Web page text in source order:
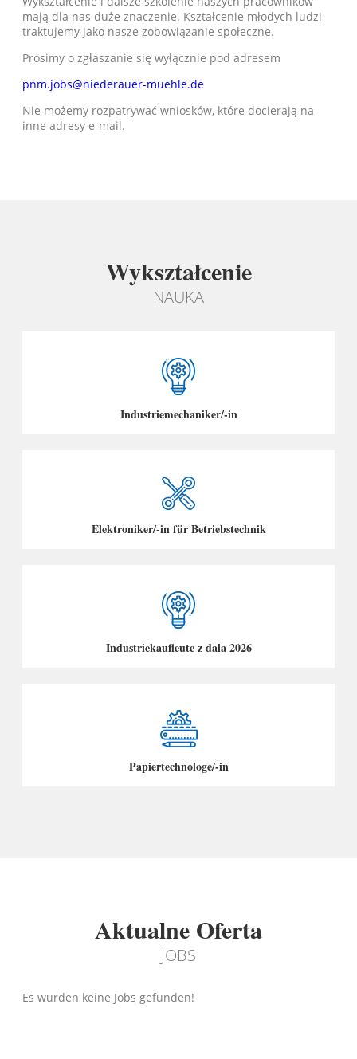
mają dla nas duże znaczenie. Kształcenie młodych ludzi
traktujemy jako nasze zobowiązanie społeczne.
Prosimy o zgłaszanie się wyłącznie pod adresem
pnm.jobs@niederauer-muehle.de
Nie możemy rozpatrywać wniosków, które docierają na
inne adresy e-mail.
Wykształcenie
NAUKA
Industriemechaniker/-in
Elektroniker/-in für Betriebstechnik
Industriekaufleute z dala 2026
Papiertechnologe/-in
Aktualne Oferta
JOBS
Es wurden keine Jobs gefunden!